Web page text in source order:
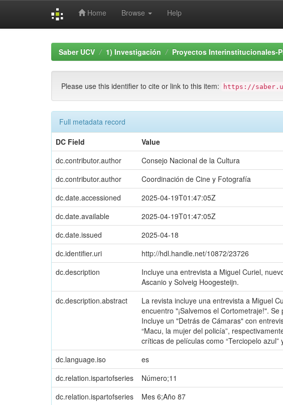
Home Browse Help
Saber UCV 1) Investigación Proyectos Interinstitucionales-
Please use this identifier to cite or link to this item: https://
Full metadata record
DC Field
Value
dc.contributor.author
Consejo Nacional de la Cultura
dc.contributor.author
Coordinación de Cine y Fotografía
dc.date.accessioned
2025-04-19T01:47:05Z
dc.date.available
2025-04-19T01:47:05Z
dc.date.issued
2025-04-18
dc.identifier.uri
http://hdl.handle.net/10872/23726
dc.description
Incluye una entrevista a Miguel Curiel,
Ascanio y Solveig Hoogesteijn.
dc.description.abstract
La revista incluye una entrevista a Miguel
encuentro "¡Salvemos el Cortometraje!".
Incluye un "Detrás de Cámaras" con
“Macu, la mujer del policía”,
críticas de películas como “Terciopelo azul”
dc.language.iso es
dc.relation.ispartofseries
Número;11
dc.relation.ispartofseries
Mes 6;Año 87